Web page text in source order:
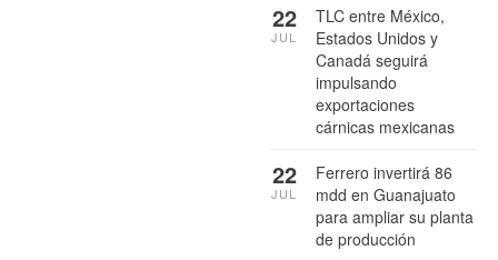
TLC entre México,
Estados Unidos y
Canadá seguirá
impulsando
exportaciones
cárnicas mexicanas
22
JUL
Ferrero invertirá 86
mdd en Guanajuato
para ampliar su planta
de producción
22
JUL